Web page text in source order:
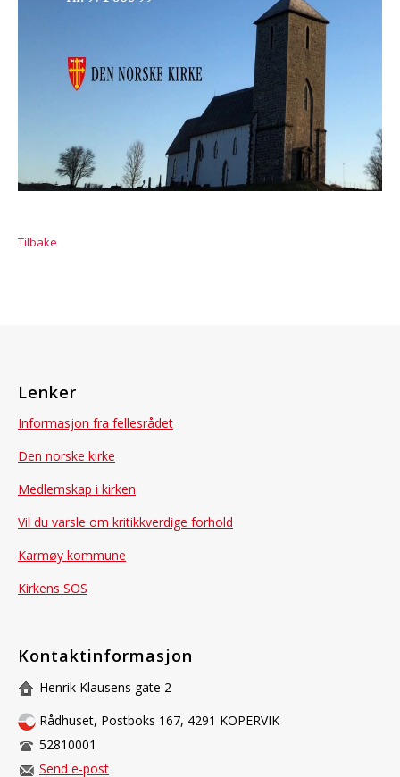
Tilbake
Lenker
Informasjon fra fellesrådet
Den norske kirke
Medlemskap i kirken
Vil du varsle om kritikkverdige forhold
Karmøy kommune
Kirkens SOS
Kontaktinformasjon
Henrik Klausens gate 2
Rådhuset, Postboks 167, 4291 KOPERVIK
52810001
Send e-post